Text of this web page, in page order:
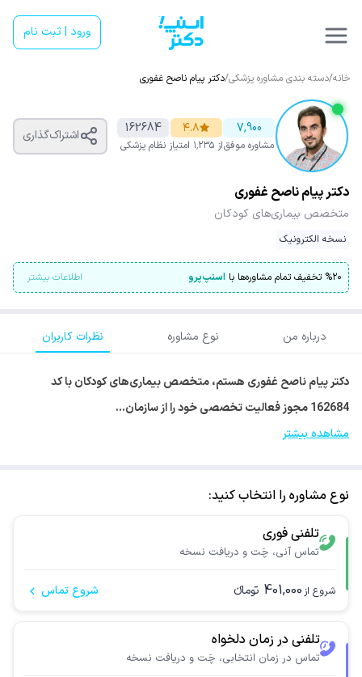
ورود | ثبت نام
خانه/دسته بندی مشاوره پزشکی/دکتر پیام ناصح غفوری
7,900
مشاوره موفق
۴.۸
از ۱٬۲۳۵ امتیاز
162684
نظام پزشکی
اشتراک‌گذاری
دکتر پیام ناصح غفوری
متخصص بیماری‌های کودکان
نسخه الکترونیک
%۲۰ تخفیف تمام مشاوره‌ها با اسنپ‌پرو اطلاعات بیشتر
درباره من نوع مشاوره نظرات کاربران
دکتر پیام ناصح غفوری هستم، متخصص بیماری‌های کودکان با کد
162684 مجوز فعالیت تخصصی خود را از سازمان…
مشاهده بیشتر
نوع مشاوره را انتخاب کنید:
تلفنی فوری
تماس آنی، چَت و دریافت نسخه
شروع از 401,000 تومانء شروع تماس
تلفنی در زمان دلخواه
تماس در زمان انتخابی، چَت و دریافت نسخه